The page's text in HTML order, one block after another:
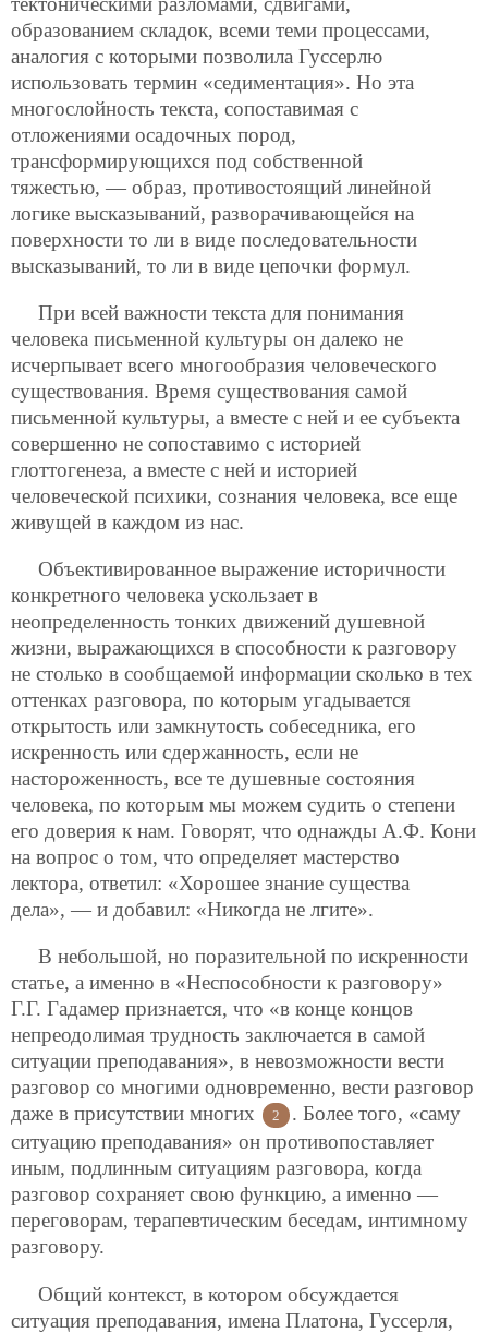
образованием складок, всеми теми процессами,
аналогия с которыми позволила Гуссерлю
использовать термин «седиментация». Но эта
многослойность текста, сопоставимая с
отложениями осадочных пород,
трансформирующихся под собственной
тяжестью, — образ, противостоящий линейной
логике высказываний, разворачивающейся на
поверхности то ли в виде последовательности
высказываний, то ли в виде цепочки формул.
При всей важности текста для понимания
человека письменной культуры он далеко не
исчерпывает всего многообразия человеческого
существования. Время существования самой
письменной культуры, а вместе с ней и ее субъекта
совершенно не сопоставимо с историей
глоттогенеза, а вместе с ней и историей
человеческой психики, сознания человека, все еще
живущей в каждом из нас.
Объективированное выражение историчности
конкретного человека ускользает в
неопределенность тонких движений душевной
жизни, выражающихся в способности к разговору
не столько в сообщаемой информации сколько в тех
оттенках разговора, по которым угадывается
открытость или замкнутость собеседника, его
искренность или сдержанность, если не
настороженность, все те душевные состояния
человека, по которым мы можем судить о степени
его доверия к нам. Говорят, что однажды А.Ф. Кони
на вопрос о том, что определяет мастерство
лектора, ответил: «Хорошее знание существа
дела», — и добавил: «Никогда не лгите».
В небольшой, но поразительной по искренности
статье, а именно в «Неспособности к разговору»
Г.Г. Гадамер признается, что «в конце концов
непреодолимая трудность заключается в самой
ситуации преподавания», в невозможности вести
разговор со многими одновременно, вести разговор
даже в присутствии многих
2
. Более того, «саму
ситуацию преподавания» он противопоставляет
иным, подлинным ситуациям разговора, когда
разговор сохраняет свою функцию, а именно —
переговорам, терапевтическим беседам, интимному
разговору.
Общий контекст, в котором обсуждается
ситуация преподавания, имена Платона, Гуссерля,